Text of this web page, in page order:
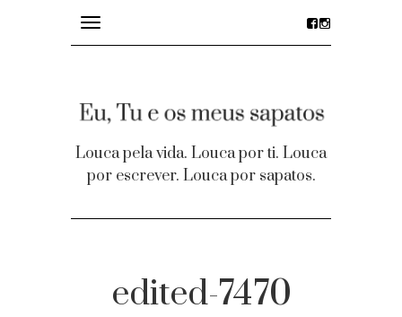
Toggle
navigation
Louca pela vida. Louca por ti. Louca
por escrever. Louca por sapatos.
edited-7470